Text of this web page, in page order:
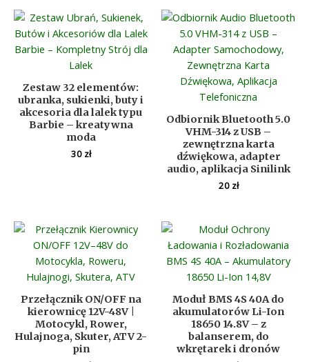
Zestaw 32 elementów:
ubranka, sukienki, buty i
akcesoria dla lalek typu
Barbie – kreatywna
moda
30 zł
Odbiornik Bluetooth 5.0
VHM-314 z USB –
zewnętrzna karta
dźwiękowa, adapter
audio, aplikacja Sinilink
20 zł
Przełącznik ON/OFF na
kierownicę 12V-48V |
Motocykl, Rower,
Hulajnoga, Skuter, ATV 2-
pin
Moduł BMS 4S 40A do
akumulatorów Li-Ion
18650 14.8V – z
balanserem, do
wkrętarek i dronów